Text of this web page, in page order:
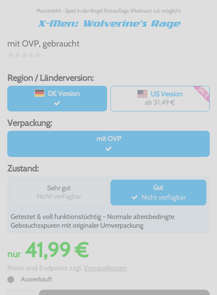
Musterbild - Spiel in der Regel Erstauflage (Platinum o.ä. möglich)
X-Men: Wolverine's Rage
mit OVP, gebraucht
Region / Länderversion:
DE Version
US Version
ab 31,49 €
SALE
Verpackung:
mit OVP
Zustand:
Sehr gut
Nicht verfügbar
Gut
Nicht verfügbar
Getestet & voll funktionstüchtig - Normale altersbedingte
Gebrauchsspuren mit originaler Umverpackung
nur41,99 €
Preise sind Endpreise zzgl. Versandkosten
Ausverkauft